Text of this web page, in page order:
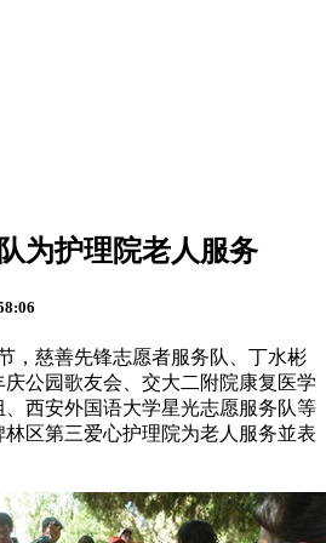
为护理院老人服务
慈善先锋志愿者服务队、丁水彬
公园歌友会、交大二附院康复医学
西安外国语大学星光志愿服务队等
区第三爱心护理院为老人服务並表